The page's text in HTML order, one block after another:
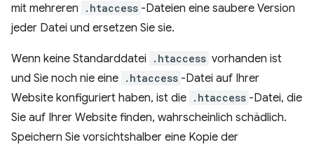
mit mehreren
.htaccess -Dateien eine saubere Version
jeder Datei und ersetzen Sie sie.
Wenn keine Standarddatei .htaccess vorhanden ist
und Sie noch nie eine .htaccess -Datei auf Ihrer
Website konfiguriert haben, ist die .htaccess -Datei, die
Sie auf Ihrer Website finden, wahrscheinlich schädlich.
Speichern Sie vorsichtshalber eine Kopie der